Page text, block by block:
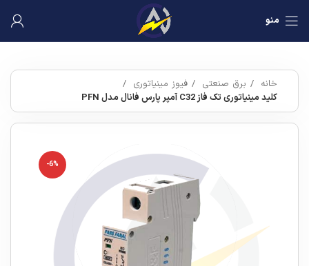
منو
خانه برق صنعتی
فیوز مینیاتوری
کلید مینیاتوری تک فاز C32 آمپر پارس فانال مدل PFN
-6%